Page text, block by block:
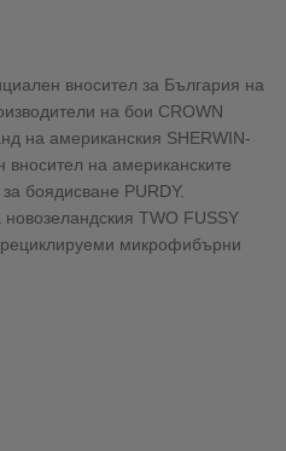
вносител за България на
на бои CROWN
на американския SHERWIN-
вносител на американските
боядисване PURDY.
TWO FUSSY
рециклируеми микрофибърни